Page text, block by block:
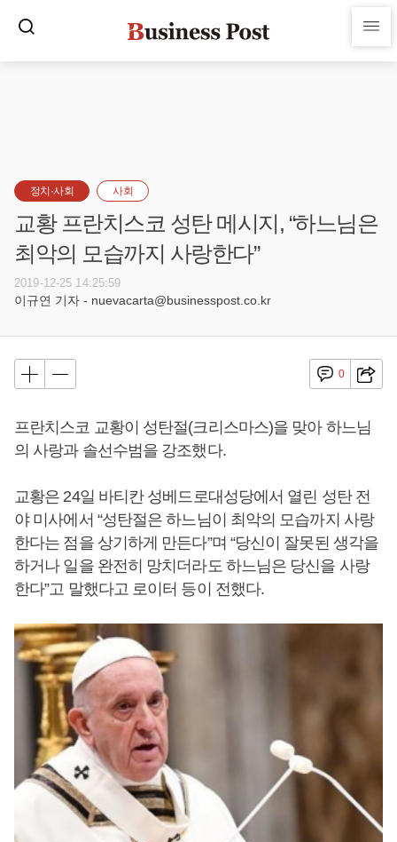
정치·사회 사회
교황 프란치스코 성탄 메시지, “하느님은
최악의 모습까지 사랑한다”
2019-12-25 14:25:59
이규연 기자 - nuevacarta@businesspost.co.kr
0
프란치스코 교황이 성탄절(크리스마스)을 맞아 하느님
의 사랑과 솔선수범을 강조했다.
교황은 24일 바티칸 성베드로대성당에서 열린 성탄 전
야 미사에서 “성탄절은 하느님이 최악의 모습까지 사랑
한다는 점을 상기하게 만든다”며 “당신이 잘못된 생각을
하거나 일을 완전히 망치더라도 하느님은 당신을 사랑
한다”고 말했다고 로이터 등이 전했다.